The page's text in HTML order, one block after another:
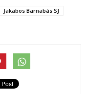
Jakabos Barnabás SJ